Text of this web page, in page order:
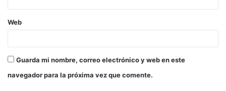
Web
Guarda mi nombre, correo electrónico y web en este
navegador para la próxima vez que comente.